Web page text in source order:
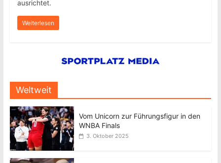
ausrichtet.
Weiterlesen
Weltweit
Vom Unicorn zur Führungsfigur in den
WNBA Finals
3. Oktober 2025